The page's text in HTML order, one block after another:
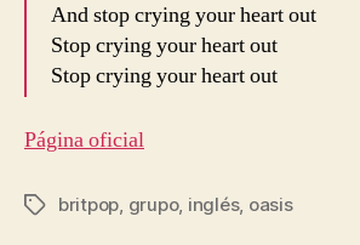
And stop crying your heart out
Stop crying your heart out
Stop crying your heart out
Página oficial
Etiquetas
britpop grupo, inglés, oasis